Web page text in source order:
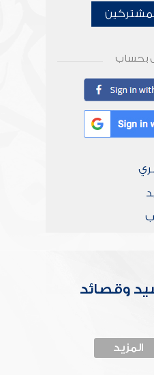
بحساب
وقصائد
المزيد